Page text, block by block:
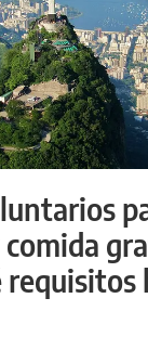
comida
requisitos